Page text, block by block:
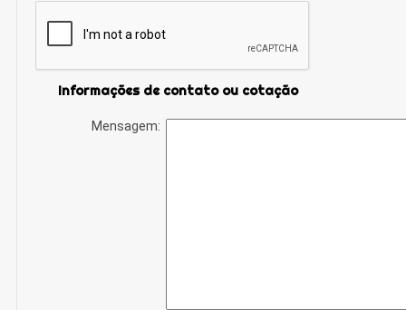
Informações de contato ou cotação
Mensagem: